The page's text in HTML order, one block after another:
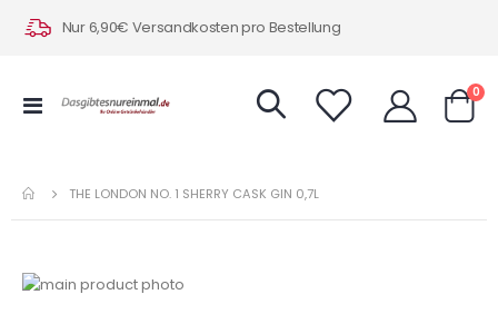
Nur 6,90€ Versandkosten pro Bestellung
Navigation
0
THE LONDON NO. 1 SHERRY CASK GIN 0,7L
Zum